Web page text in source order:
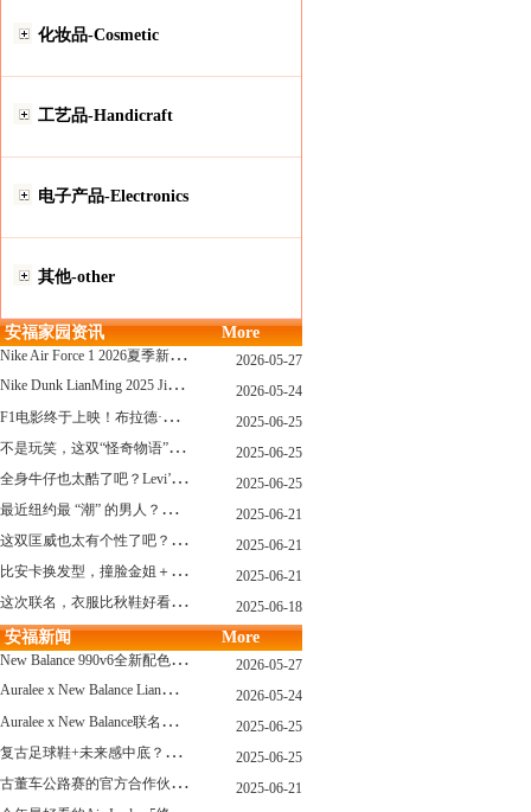
化妆品-Cosmetic
工艺品-Handicraft
电子产品-Electronics
其他-other
安福家园资讯 More
N
ike Air Force 1 2026夏季新配色惊艳登场！经典鞋型焕发新生！ 2026-05-27
N
ike Dunk LianMing 2025 JingDian XieXing ZaiCi HuiGui 2026-05-24
F
1电影终于上映！布拉德·皮特与汤姆·克鲁斯，时隔31年红毯重逢！ 2025-06-25
不
是玩笑，这双“怪奇物语” x Nike Dunk 本该6年前就发售！ 2025-06-25
全
身牛仔也太酷了吧？Levi’s x Nike 联名三件套来了！ 2025-06-25
最
近纽约最 “潮” 的男人？布拉德·皮特这波时髦变身有点猛 2025-06-21
这
双匡威也太有个性了吧？TOYA HORIUCHI联名登场！ 2025-06-21
比
安卡换发型，撞脸金姐＋朱莉？ 2025-06-21
这
次联名，衣服比秋鞋好看？Nike x Patta 最新系列登场 2025-06-18
安福新闻 More
N
ew Balance 990v6全新配色发布！总统慢跑鞋再续传奇！ 2026-05-27
A
uralee x New Balance LianMing Kuang Re Bu Jian 2026-05-24
A
uralee x New Balance联名新作公布！主角是这双“小Miu Miu”？ 2025-06-25
复
古足球鞋+未来感中底？Mizuno这次有点东西！ 2025-06-25
古
董车公路赛的官方合作伙伴暨官方计时 非凡新作致敬竞速辉煌 2025-06-21